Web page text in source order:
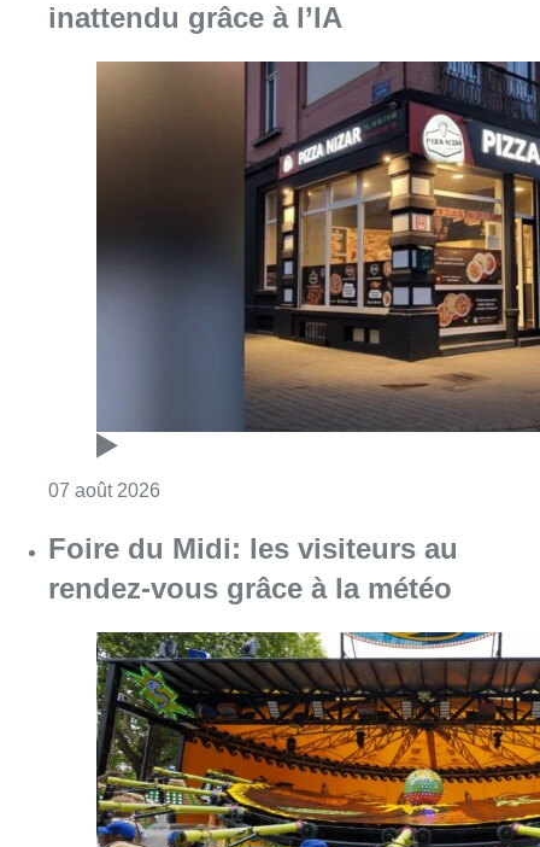
Consulter l'article "Pizza Nizar: un coup de
Foire du Midi: les visiteurs au
rendez-vous grâce à la météo
07 août 2026 Consulter l'article "Foire du Midi: les
Les Bruxellois respectent mieux les
zones 30 ?